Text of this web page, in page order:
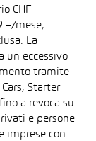
CHF
mese,
La
un eccessivo
tramite
Starter
a revoca su
e persone
imprese con